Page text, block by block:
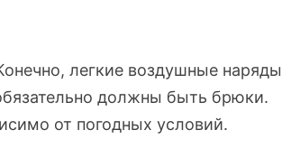
легкие воздушные наряды
должны быть брюки.
от погодных условий.